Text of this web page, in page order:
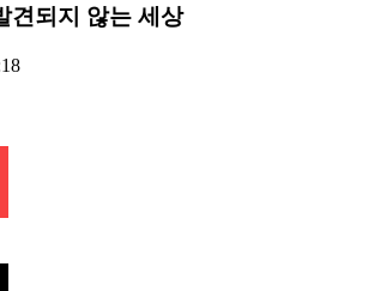
견되지 않는 세상